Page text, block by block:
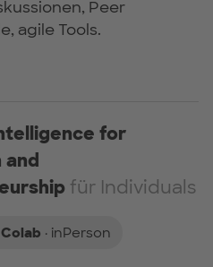
Peer
agile Tools.
for
and
für Individuals
· inPerson